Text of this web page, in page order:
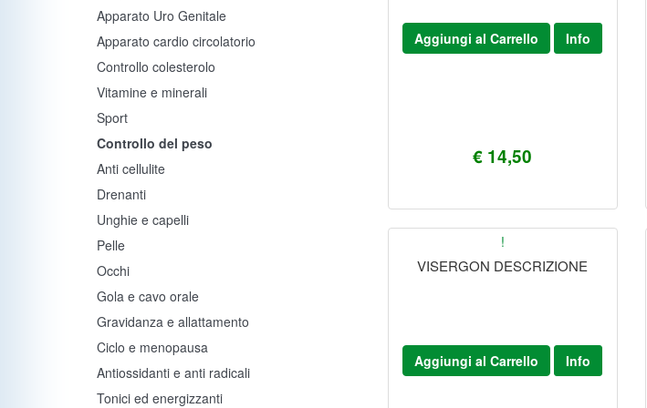
€ 14,50
Aggiungi al Carrello Info
!
VISERGON DESCRIZIONE
Aggiungi al Carrello Info
Apparato Uro Genitale
Apparato cardio circolatorio
Controllo colesterolo
Vitamine e minerali
Sport
Controllo del peso
Anti cellulite
Drenanti
Unghie e capelli
Pelle
Occhi
Gola e cavo orale
Gravidanza e allattamento
Ciclo e menopausa
Antiossidanti e anti radicali
Tonici ed energizzanti